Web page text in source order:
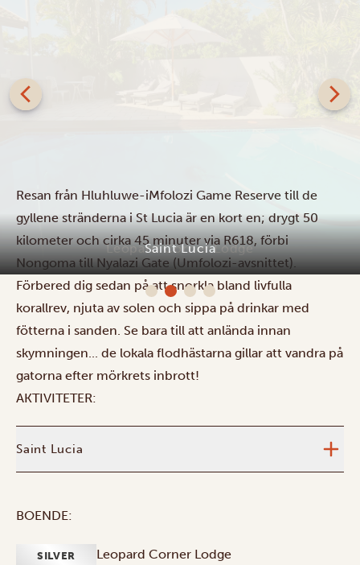
Resan från Hluhluwe-iMfolozi Game Reserve till de
gyllene stränderna i St Lucia är en kort en; drygt 50
kilometer och cirka 45 minuter via R618, förbi
Nongoma till Nyalazi Gate (Umfolozi-avsnittet).
Förbered dig sedan på att snorkla bland livfulla
korallrev, njuta av solen och sippa på drinkar med
fötterna i sanden. Se bara till att anlända innan
skymningen... de lokala flodhästarna gillar att vandra på
gatorna efter mörkrets inbrott!
AKTIVITETER:
Saint Lucia
BOENDE:
SILVER Leopard Corner Lodge